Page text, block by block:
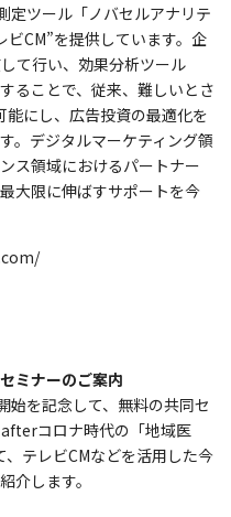
定ツール「ノバセルアナリテ
CM”を提供しています。企
て行い、効果分析ツール
ることで、従来、難しいとさ
能にし、広告投資の最適化を
。デジタルマーケティング領
ス領域におけるパートナー
大限に伸ばすサポートを今
ミナーのご案内
始を記念して、無料の共同セ
コロナ時代の「地域医
テレビCMなどを活用した今
介します。